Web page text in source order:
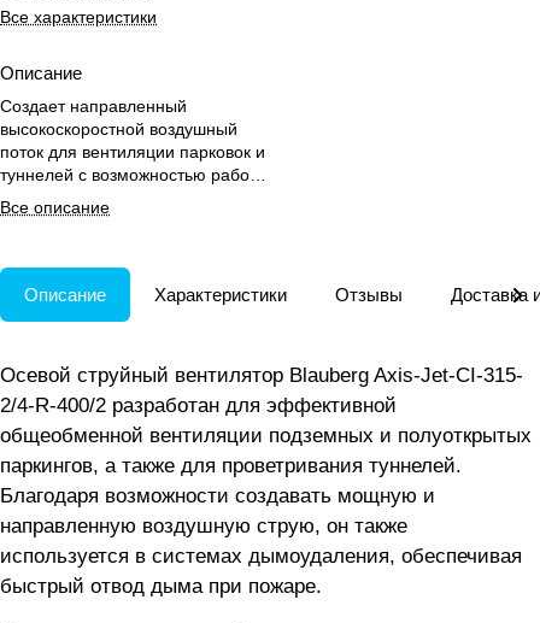
Все характеристики
Описание
Создает направленный
высокоскоростной воздушный
поток для вентиляции парковок и
туннелей с возможностью работы
в системах дымоудаления.
Все описание
Описание Характеристики Отзывы Доставка
Осевой струйный вентилятор Blauberg Axis-Jet-CI-315-
2/4-R-400/2 разработан для эффективной
общеобменной вентиляции подземных и полуоткрытых
паркингов, а также для проветривания туннелей.
Благодаря возможности создавать мощную и
направленную воздушную струю, он также
используется в системах дымоудаления, обеспечивая
быстрый отвод дыма при пожаре.